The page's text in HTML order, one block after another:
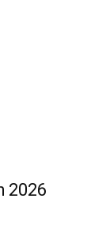
2026